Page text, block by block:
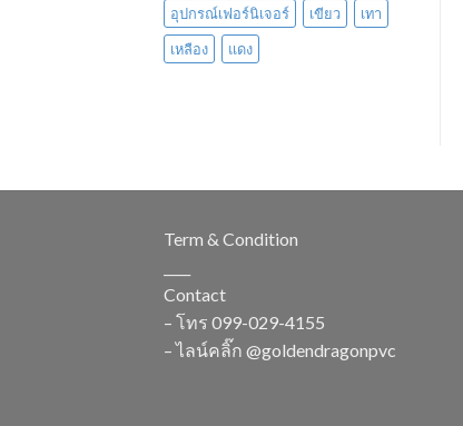
อุปกรณ์เฟอร์นิเจอร์
เขียว
เทา
เหลือง
แดง
Term & Condition
Contact
– โทร 099-029-4155
– ไลน์คลิ๊ก @goldendragonpvc